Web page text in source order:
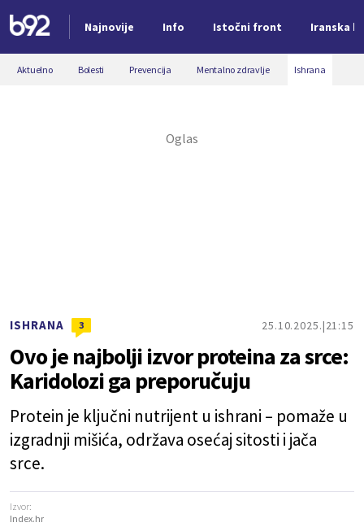
Najnovije Info Istočni front Iranska
Nova vest
Aktuelno Bolesti Prevencija Mentalno zdravlje Ishrana
ISHRANA 3 25.10.2025. 21:15
Ovo je najbolji izvor proteina za srce:
Karidolozi ga preporučuju
Protein je ključni nutrijent u ishrani – pomaže u
izgradnji mišića, održava osećaj sitosti i jača
srce.
Izvor:
Index.hr